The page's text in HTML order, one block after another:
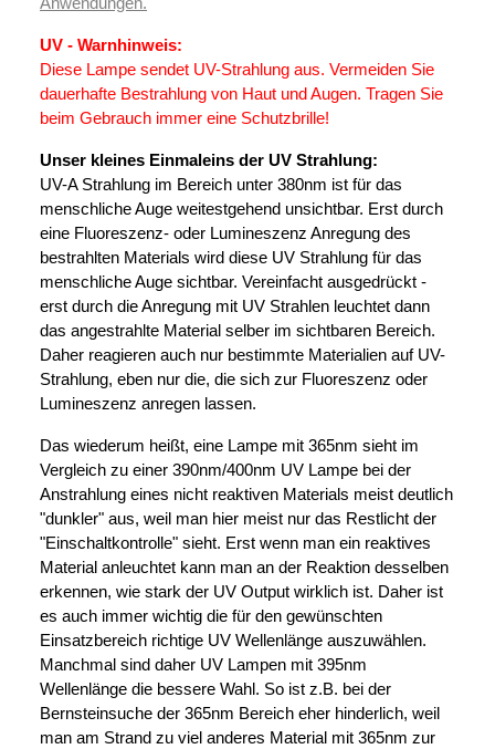
UV - Warnhinweis:
Diese Lampe sendet UV-Strahlung aus. Vermeiden Sie
dauerhafte Bestrahlung von Haut und Augen. Tragen Sie
beim Gebrauch immer eine Schutzbrille!
Unser kleines Einmaleins der UV Strahlung:
UV-A Strahlung im Bereich unter 380nm ist für das
menschliche Auge weitestgehend unsichtbar. Erst durch
eine Fluoreszenz- oder Lumineszenz Anregung des
bestrahlten Materials wird diese UV Strahlung für das
menschliche Auge sichtbar. Vereinfacht ausgedrückt -
erst durch die Anregung mit UV Strahlen leuchtet dann
das angestrahlte Material selber im sichtbaren Bereich.
Daher reagieren auch nur bestimmte Materialien auf UV-
Strahlung, eben nur die, die sich zur Fluoreszenz oder
Lumineszenz anregen lassen.
Das wiederum heißt, eine Lampe mit 365nm sieht im
Vergleich zu einer 390nm/400nm UV Lampe bei der
Anstrahlung eines nicht reaktiven Materials meist deutlich
"dunkler" aus, weil man hier meist nur das Restlicht der
"Einschaltkontrolle" sieht. Erst wenn man ein reaktives
Material anleuchtet kann man an der Reaktion desselben
erkennen, wie stark der UV Output wirklich ist. Daher ist
es auch immer wichtig die für den gewünschten
Einsatzbereich richtige UV Wellenlänge auszuwählen.
Manchmal sind daher UV Lampen mit 395nm
Wellenlänge die bessere Wahl. So ist z.B. bei der
Bernsteinsuche der 365nm Bereich eher hinderlich, weil
man am Strand zu viel anderes Material mit 365nm zur